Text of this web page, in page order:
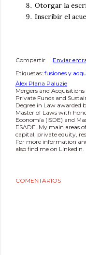
Otorgar la
Inscribir el
Compartir
Enviar
Etiquetas: fusiones y
Àlex Plana Paluzie
Mergers and
Private Funds and
Degree in Law awarded
Master of Laws with
Economía (ISDE) and
ESADE. My main areas
capital, private equity,
For more information
also find me on LinkedIn.
COMENTARIOS